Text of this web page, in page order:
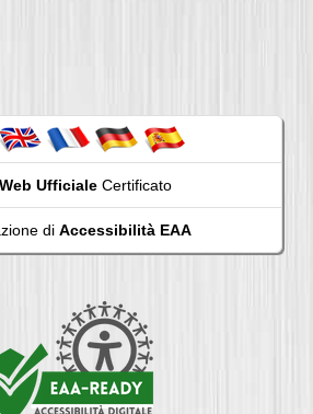
UfficialeCertificato
di Accessibilità EAA